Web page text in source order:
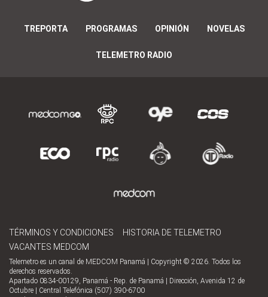
TREPORTA PROGRAMAS OPINIÓN NOVELAS
TELEMETRO RADIO
TÉRMINOS Y CONDICIONES
HISTORIA DE TELEMETRO
VACANTES MEDCOM
Telemetro es un canal de MEDCOM Panamá | Copyright © 2026. Todos los
derechos reservados.
Apartado 0834-00129, Panamá - Rep. de Panamá | Dirección, Avenida 12 de
Octubre | Central Telefónica (507) 390-6700